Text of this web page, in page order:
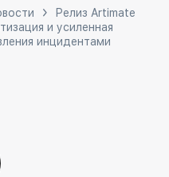
Релиз Artimate
и усиленная
инцидентами